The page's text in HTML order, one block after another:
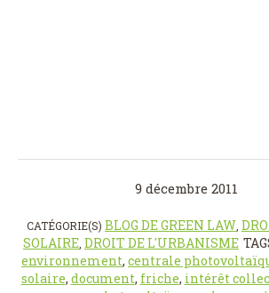
9 décembre 2011
CATÉGORIE(S) BLOG DE GREEN LAW
SOLAIRE DROIT DE L'URBANISME
environnement, centrale
solaire, document, friche, intérêt